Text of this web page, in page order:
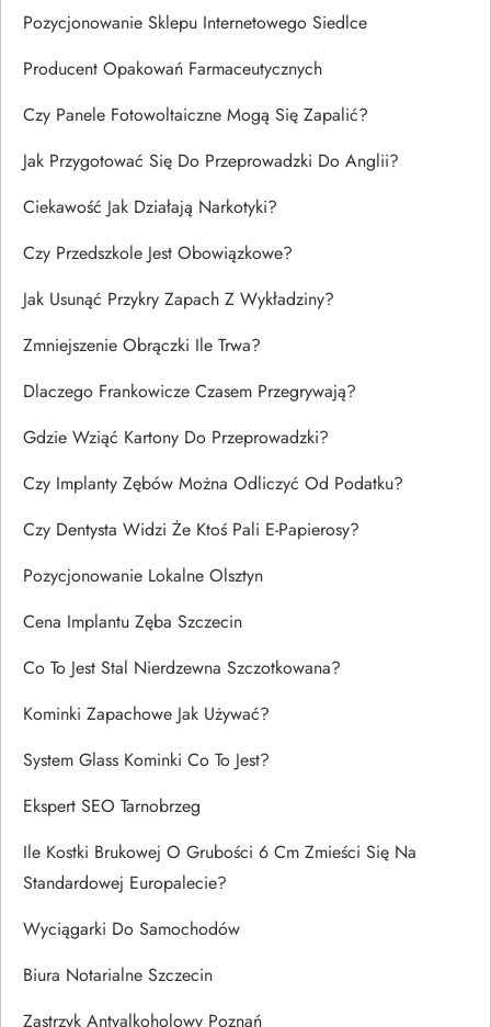
Pozycjonowanie Sklepu Internetowego Siedlce
Producent Opakowań Farmaceutycznych
Czy Panele Fotowoltaiczne Mogą Się Zapalić?
Jak Przygotować Się Do Przeprowadzki Do Anglii?
Ciekawość Jak Działają Narkotyki?
Czy Przedszkole Jest Obowiązkowe?
Jak Usunąć Przykry Zapach Z Wykładziny?
Zmniejszenie Obrączki Ile Trwa?
Dlaczego Frankowicze Czasem Przegrywają?
Gdzie Wziąć Kartony Do Przeprowadzki?
Czy Implanty Zębów Można Odliczyć Od Podatku?
Czy Dentysta Widzi Że Ktoś Pali E-Papierosy?
Pozycjonowanie Lokalne Olsztyn
Cena Implantu Zęba Szczecin
Co To Jest Stal Nierdzewna Szczotkowana?
Kominki Zapachowe Jak Używać?
System Glass Kominki Co To Jest?
Ekspert SEO Tarnobrzeg
Ile Kostki Brukowej O Grubości 6 Cm Zmieści Się Na
Standardowej Europalecie?
Wyciągarki Do Samochodów
Biura Notarialne Szczecin
Zastrzyk Antyalkoholowy Poznań